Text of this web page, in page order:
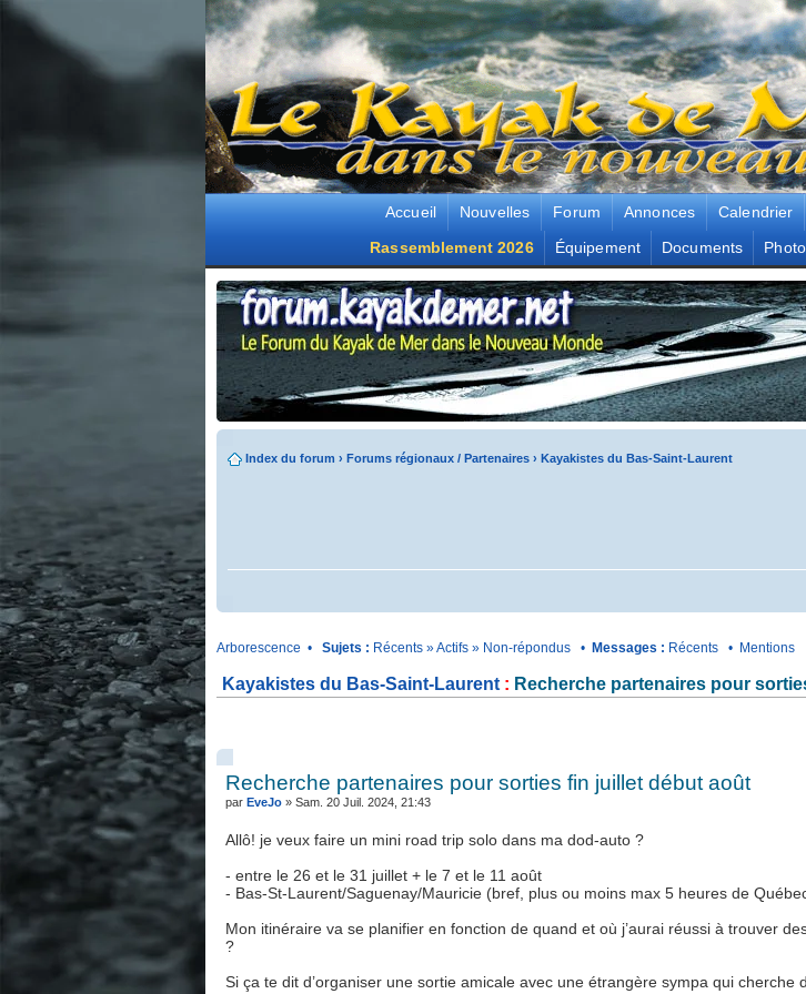
Accueil Nouvelles Forum Annonces Calendrier
Rassemblement 2026
Équipement Documents
Index du forum › Forums régionaux / Partenaires› Kayakistes du Bas-Saint-Laurent
Arborescence • Sujets : Récents»Actifs» Non-répondus• Messages : Récents• Mentions
Kayakistes du Bas-Saint-Laurent : Recherche partenaires pour
.
Recherche partenaires pour sorties fin juillet début août
par EveJo» Sam. 20 Juil. 2024, 21:43
Allô! je veux faire un mini road trip solo dans ma dod-auto ?
- entre le 26 et le 31 juillet + le 7 et le 11 août
- Bas-St-Laurent/Saguenay/Mauricie (bref, plus ou moins max 5 heures de
Mon itinéraire va se planifier en fonction de quand et où j’aurai réussi à trouver
?
Si ça te dit d’organiser une sortie amicale avec une étrangère sympa qui cherche